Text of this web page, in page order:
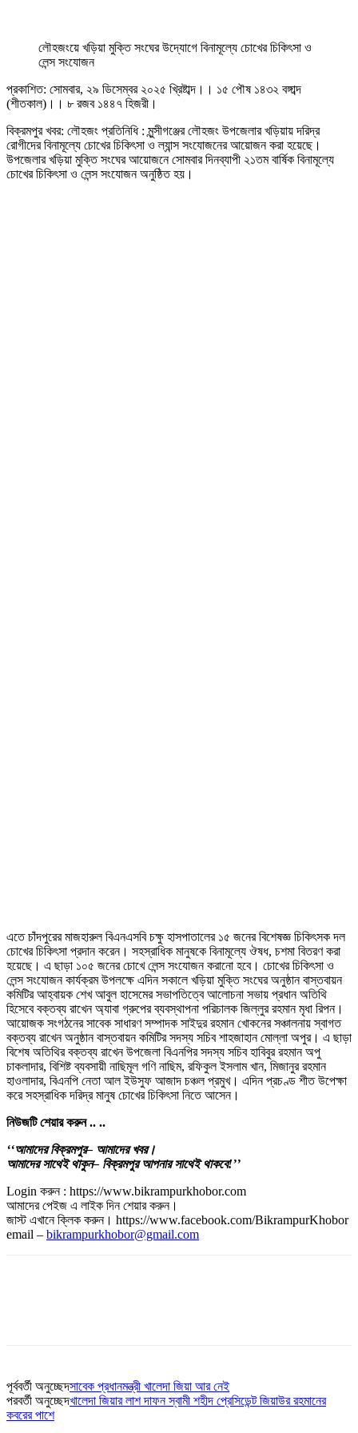
লৌহজংয়ে খড়িয়া মুক্তি সংঘের উদ্যোগে বিনামূল্যে চোখের চিকিৎসা ও
লেন্স সংযোজন
প্রকাশিত: সোমবার, ২৯ ডিসেম্বর ২০২৫ খ্রিষ্টাব্দ।। ১৫ পৌষ ১৪৩২ বঙ্গাব্দ
(শীতকাল)।। ৮ রজব ১৪৪৭ হিজরী।
বিক্রমপুর খবর: লৌহজং প্রতিনিধি : মুন্সীগঞ্জের লৌহজং উপজেলার খড়িয়ায় দরিদ্র
রোগীদের বিনামূল্যে চোখের চিকিৎসা ও ল্যান্স সংযোজনের আয়োজন করা হয়েছে।
উপজেলার খড়িয়া মুক্তি সংঘের আয়োজনে সোমবার দিনব্যাপী ২১তম বার্ষিক বিনামূল্যে
চোখের চিকিৎসা ও লেন্স সংযোজন অনুষ্ঠিত হয়।
এতে চাঁদপুরের মাজহারুল বিএনএসবি চক্ষু হাসপাতালের ১৫ জনের বিশেষজ্ঞ চিকিৎসক দল
চোখের চিকিৎসা প্রদান করেন। সহস্রাধিক মানুষকে বিনামূল্যে ঔষধ, চশমা বিতরণ করা
হয়েছে। এ ছাড়া ১০৫ জনের চোখে লেন্স সংযোজন করানো হবে। চোখের চিকিৎসা ও
লেন্স সংযোজন কার্যক্রম উপলক্ষে এদিন সকালে খড়িয়া মুক্তি সংঘের অনুষ্ঠান বাস্তবায়ন
কমিটির আহ্বায়ক শেখ আবুল হাসেমের সভাপতিত্বে আলোচনা সভায় প্রধান অতিথি
হিসেবে বক্তব্য রাখেন অ্যাবা গ্রুপের ব্যবস্থাপনা পরিচালক জিল্লুর রহমান মৃধা রিপন।
আয়োজক সংগঠনের সাবেক সাধারণ সম্পাদক সাইদুর রহমান খোকনের সঞ্চালনায় স্বাগত
বক্তব্য রাখেন অনুষ্ঠান বাস্তবায়ন কমিটির সদস্য সচিব শাহজাহান মোল্লা অপুর। এ ছাড়া
বিশেষ অতিথির বক্তব্য রাখেন উপজেলা বিএনপির সদস্য সচিব হাবিবুর রহমান অপু
চাকলাদার, বিশিষ্ট ব্যবসায়ী নাছিমূল গণি নাছিম, রফিকুল ইসলাম খান, মিজানুর রহমান
হাওলাদার, বিএনপি নেতা আল ইউসুফ আজাদ চঞ্চল প্রমুখ। এদিন প্রচণ্ড শীত উপেক্ষা
করে সহস্রাধিক দরিদ্র মানুষ চোখের চিকিৎসা নিতে আসেন।
নিউজটি শেয়ার করুন.. ..
‘‘আমাদের বিক্রমপুর– আমাদের খবর।
আমাদের সাথেই থাকুন– বিক্রমপুর আপনার সাথেই থাকবে!’’
Login করুন : https://www.bikrampurkhobor.com
আমাদের পেইজ এ লাইক দিন শেয়ার করুন।
জাস্ট এখানে ক্লিক করুন। https://www.facebook.com/BikrampurKhobor
email – bikrampurkhobor@gmail.com
পূর্ববর্তী অনুচ্ছেদসাবেক প্রধানমন্ত্রী খালেদা জিয়া আর নেই
পরবর্তী অনুচ্ছেদখালেদা জিয়ার লাশ দাফন স্বামী শহীদ প্রেসিডেন্ট জিয়াউর রহমানের
কবরের পাশে